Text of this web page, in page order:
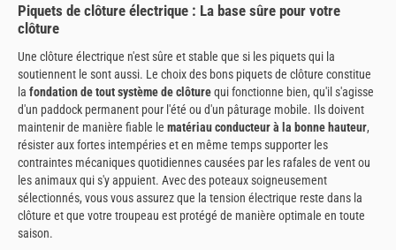
Piquets de clôture électrique : La base sûre pour votre
clôture
Une clôture électrique n'est sûre et stable que si les piquets qui la
soutiennent le sont aussi. Le choix des bons piquets de clôture constitue
la fondation de tout système de clôturequi fonctionne bien, qu'il s'agisse
d'un paddock permanent pour l'été ou d'un pâturage mobile. Ils doivent
maintenir de manière fiable le matériau conducteur à la bonne hauteur,
résister aux fortes intempéries et en même temps supporter les
contraintes mécaniques quotidiennes causées par les rafales de vent ou
les animaux qui s'y appuient. Avec des poteaux soigneusement
sélectionnés, vous vous assurez que la tension électrique reste dans la
clôture et que votre troupeau est protégé de manière optimale en toute
saison.